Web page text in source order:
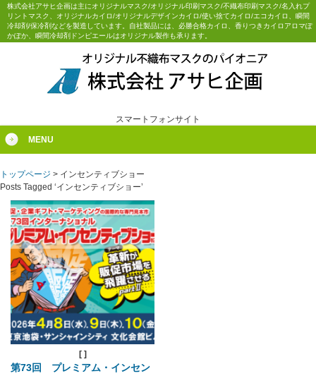
株式会社アサヒ企画は主にオリジナルマスク/オリジナル印刷マスク/不織布印刷マスク/名入れプ
リントマスク、オリジナルカイロ/オリジナルデザインカイロ/使い捨てカイロ/エコカイロ、瞬間
冷却剤/保冷剤などを製造しています。自社製品には、必勝合格カイロ、香りつきカイロアロマぽ
かぽか、瞬間冷却剤ドンピエールはオリジナル製作も承ります。
スマートフォンサイト
MENU
トップページ > インセンティブショー
Posts Tagged ‘インセンティブショー’
[ ]
第73回 プレミアム・インセン